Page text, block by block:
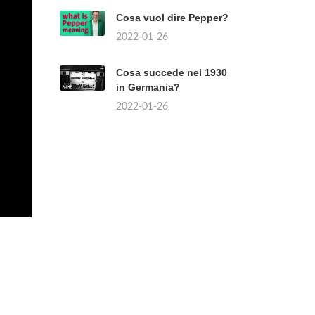
Cosa vuol dire Pepper?
2022-01-26
Cosa succede nel 1930
in Germania?
2022-01-26